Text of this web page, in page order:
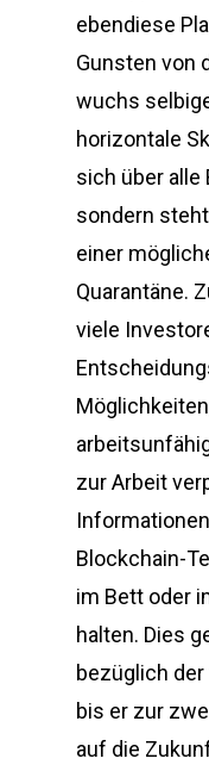
ebendiese
Gunsten von
wuchs
horizontale
sich über alle
sondern
einer
Quarantäne.
viele
zur Arbeit
Blockchain-
im Bett oder
halten. Dies
bezüglich
bis er zur
auf die